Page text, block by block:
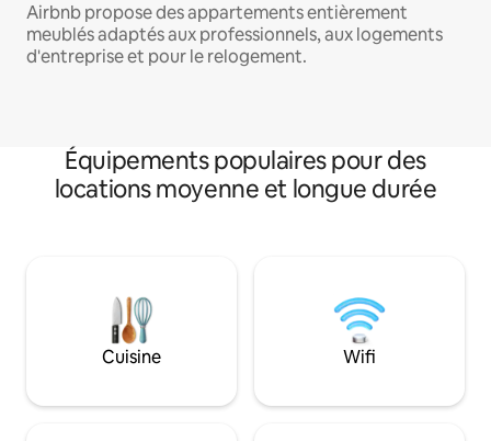
Airbnb propose des appartements entièrement
meublés adaptés aux professionnels, aux logements
d'entreprise et pour le relogement.
Équipements populaires pour des
locations moyenne et longue durée
Cuisine Wifi